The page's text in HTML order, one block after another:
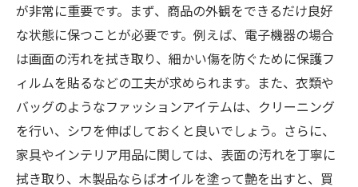
が非常に重要です。まず、商品の外観をできるだけ良好
な状態に保つことが必要です。例えば、電子機器の場合
は画面の汚れを拭き取り、細かい傷を防ぐために保護フ
ィルムを貼るなどの工夫が求められます。また、衣類や
バッグのようなファッションアイテムは、クリーニング
を行い、シワを伸ばしておくと良いでしょう。さらに、
家具やインテリア用品に関しては、表面の汚れを丁寧に
拭き取り、木製品ならばオイルを塗って艶を出すと、買